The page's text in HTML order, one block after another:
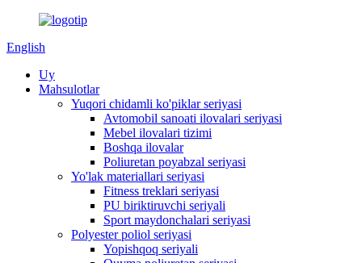
English
Uy
Mahsulotlar
Yuqori chidamli ko'piklar seriyasi
Avtomobil sanoati ilovalari seriyasi
Mebel ilovalari tizimi
Boshqa ilovalar
Poliuretan poyabzal seriyasi
Yo'lak materiallari seriyasi
Fitness treklari seriyasi
PU biriktiruvchi seriyali
Sport maydonchalari seriyasi
Polyester poliol seriyasi
Yopishqoq seriyali